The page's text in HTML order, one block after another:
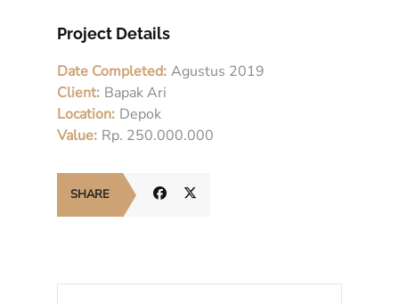
Project Details
Date Completed: Agustus 2019
Client: Bapak Ari
Location: Depok
Value: Rp. 250.000.000
SHARE